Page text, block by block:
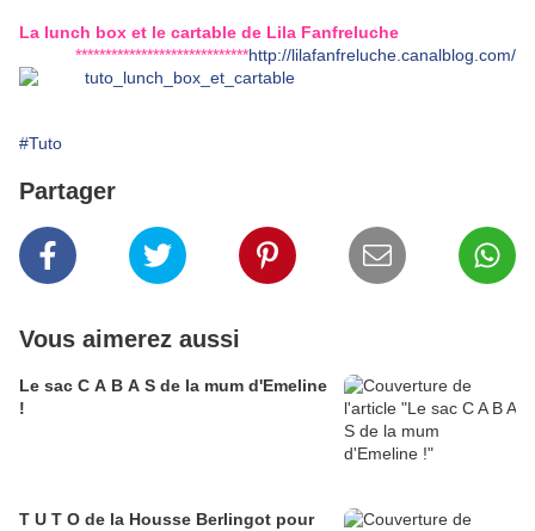
La lunch box et le cartable de Lila Fanfreluche
*****************************http://lilafanfreluche.canalblog.com/
#Tuto
Partager
Vous aimerez aussi
Le sac C A B A S de la mum d'Emeline
!
T U T O de la Housse Berlingot pour